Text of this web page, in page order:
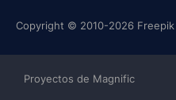
Copyright © 2010-2026 Freepik
Proyectos de Magnific